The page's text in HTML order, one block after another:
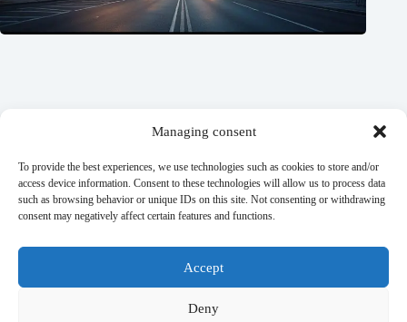
Managing consent
To provide the best experiences, we use technologies such as cookies to store and/or
access device information. Consent to these technologies will allow us to process data
such as browsing behavior or unique IDs on this site. Not consenting or withdrawing
consent may negatively affect certain features and functions.
Accept
Deny
Imóveis comerciais x residenciais: quem ganha essa disputa?
É possível se aposentar só com renda imobiliária? Entenda o
plano